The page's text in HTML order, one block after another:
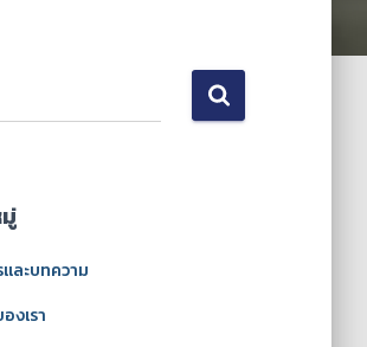
ละบทความ
งเรา